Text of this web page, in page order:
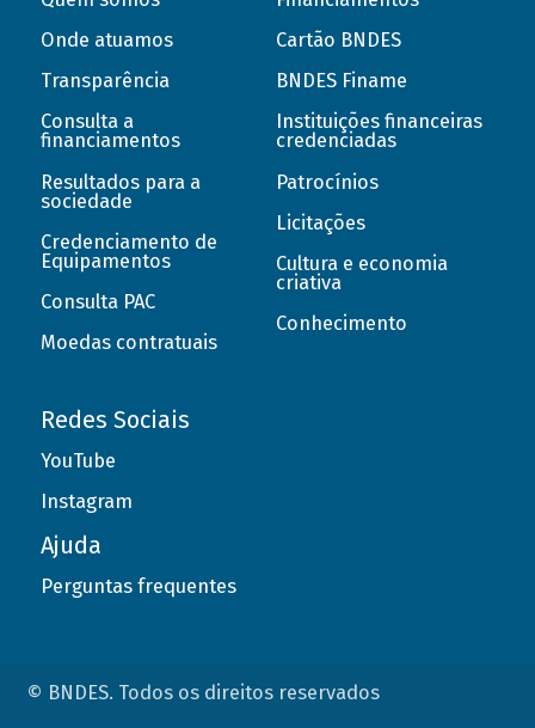
Onde atuamos
Transparência
Consulta a
financiamentos
Resultados para a
sociedade
Credenciamento de
Equipamentos
Consulta PAC
Moedas contratuais
Cartão BNDES
BNDES Finame
Instituições financeiras
credenciadas
Patrocínios
Licitações
Cultura e economia
criativa
Conhecimento
Redes Sociais
YouTube
Instagram
Ajuda
Perguntas frequentes
© BNDES. Todos os direitos reservados